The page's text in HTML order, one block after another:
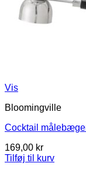
Vis
Bloomingville
Cocktail
169,00 kr
Tilføj til kurv